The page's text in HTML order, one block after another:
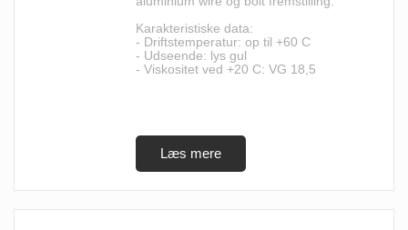
Karakteristiske data:
- Driftstemperatur: op til +60 C
- Udseende: lys gul
- Viskositet ved +20 C: VG 18,5